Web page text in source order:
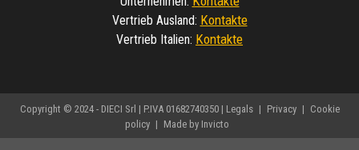
Vertrieb Ausland: Kontakte
Vertrieb Italien: Kontakte
Copyright © 2024 - DIECI Srl | P.IVA 01682740350 | Legals | Privacy | Cookie
policy | Made by Invicto